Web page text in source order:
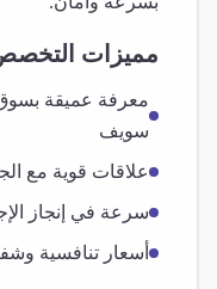
مميزات
معرفة عميقة
سويف
علاقات قوية مع
سرعة في إنجاز
أسعار تنافسية